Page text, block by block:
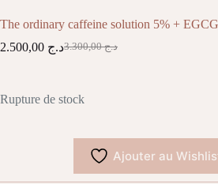
The ordinary caffeine solution 5% +
د.ج3.300,00
Le
était :
د.جLe
est :
Rupture de stock
Ajouter au